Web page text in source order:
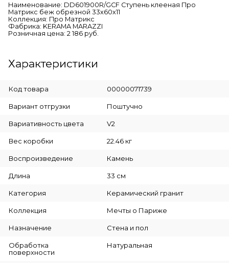
Наименование: DD601900R/GCF Ступень клееная Про
Матрикс беж обрезной 33х60х11
Коллекция: Про Матрикс
Фабрика: KERAMA MARAZZI
Розничная цена: 2 186 руб.
Характеристики
Код товара 00000071739
Вариант отгрузки Поштучно
Вариативность цвета V2
Вес коробки 22.46 кг
Воспроизведение Камень
Длина 33 см
Категория Керамический гранит
Коллекция Мечты о Париже
Назначение Стена и пол
Обработка
поверхности
Натуральная